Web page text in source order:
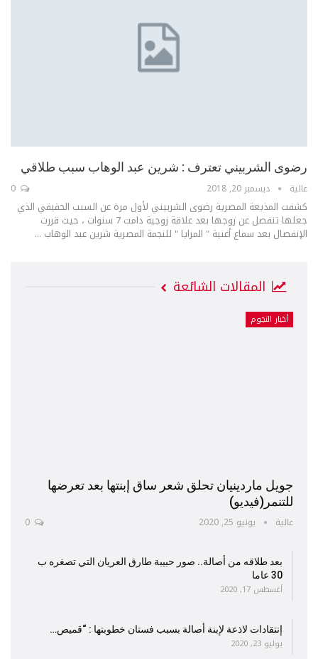
رضوى الشربيني تعترف : شرين عبد الوهاب سبب طلاقي
عالية ديسمبر 20, 2018
كشفت المذيعة المصرية رضوى الشربيني لأول مرة عن السبب الحقيقي الذي
جعلها تنفصل عن زوجها بعد علاقة زوجية دامت 7 سنوات ، حيث قررت
الإنفصال بعد سماع أغنية " المرايا " للنجمة المصرية شرين عبد الوهاب ...
المقالات الشائعة
أخبار النجوم
جويل ماردينيان تحلق شعر ساق إبنتها بعد تعرضها
للتنمر(فيديو)
عالية يونيو 25, 2020
بعد طلاقه من أصالة.. صور حبيبة طارق العريان التي تصغره ب
30 عاما
أغسطس 17, 2020
إنتقادات لاذعة لإبنة أصالة بسبب فستان خطوبتها : “قميص…
يوليو 23, 2020